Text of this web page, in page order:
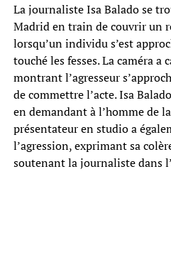
La journaliste Isa Balado se
Madrid en train de couvrir un
lorsqu’un individu s’est
touché les fesses. La caméra a
montrant l’agresseur
de commettre l’acte. Isa
en demandant à l’homme de
présentateur en studio a
l’agression, exprimant sa
soutenant la journaliste dans